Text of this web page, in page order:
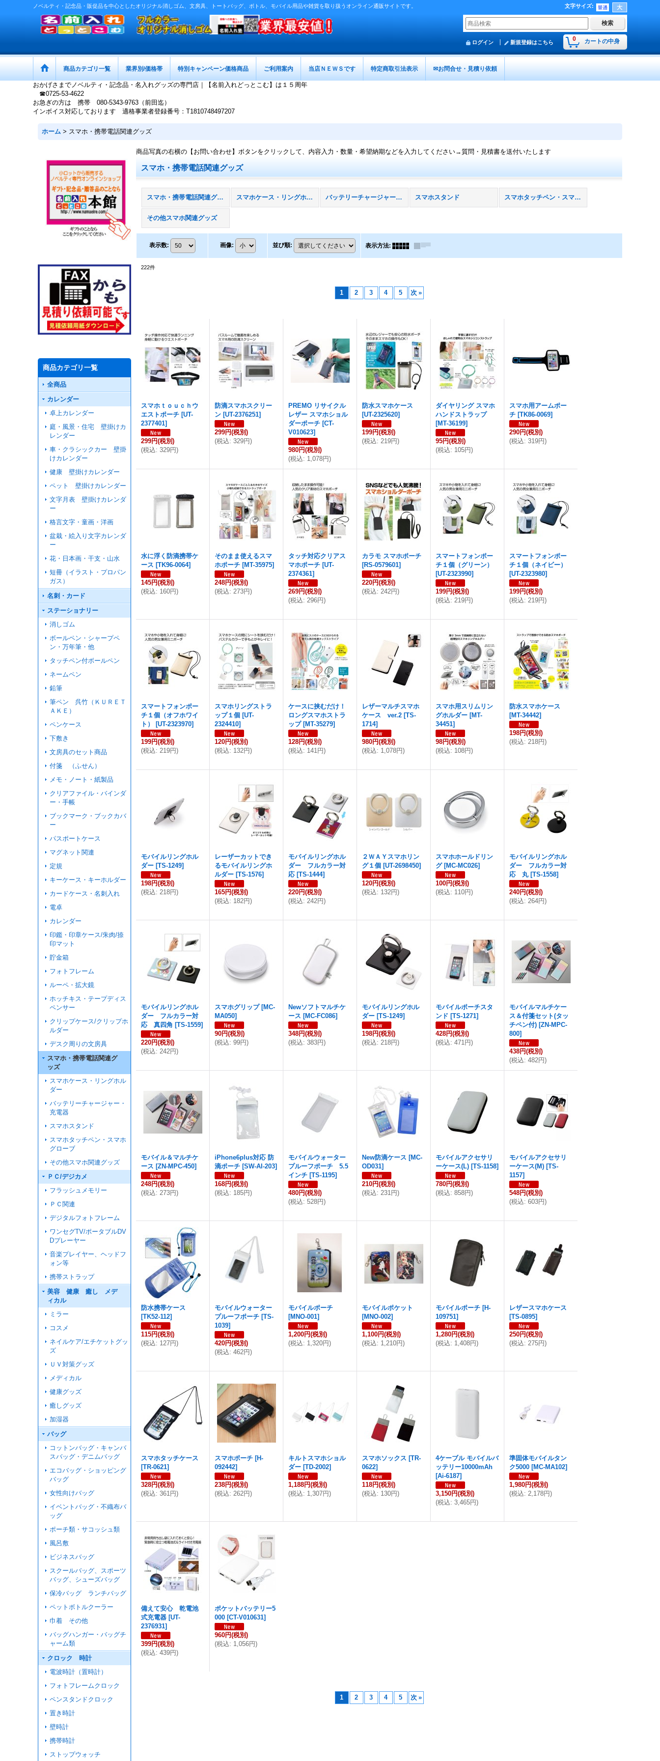
ノベルティ・記念品・販促品を中心としたオリジナル消しゴム、文房具、トートバッグ、ボトル、モバイル用品や雑貨を取り扱うオンライン通販サイトです。 文字サイズ:
0 カートの中身
ログイン 新規登録はこちら
商品カテゴリ一覧 業界別/価格帯 特別キャンペーン価格商品 ご利用案内 当店ＮＥＷＳです 特定商取引法表示 ✉お問合せ・見積り依頼
おかげさまでノベルティ・記念品・名入れグッズの専門店｜【名前入れどっとこむ】は１５周年
☎0725-53-4622
お急ぎの方は 携帯 080-5343-9763（前田迄）
インボイス対応しております 適格事業者登録番号：T1810748497207
ホーム > スマホ・携帯電話関連グッズ
商品カテゴリ一覧
全商品
カレンダー
卓上カレンダー
庭・風景・住宅 壁掛けカ
レンダー
車・クラシックカー 壁掛
けカレンダー
健康 壁掛けカレンダー
ペット 壁掛けカレンダー
文字月表 壁掛けカレンダ
ー
格言文字・童画・洋画
盆栽・絵入り文字カレンダ
ー
花・日本画・干支・山水
短冊（イラスト・プロパン
ガス）
名刺・カード
ステーショナリー
消しゴム
ボールペン・シャープペ
ン・万年筆・他
タッチペン付ボールペン
ネームペン
鉛筆
筆ペン 呉竹（ＫＵＲＥＴ
ＡＫＥ）
ペンケース
下敷き
文房具のセット商品
付箋 （ふせん）
メモ・ノート・紙製品
クリアファイル・バインダ
ー・手帳
ブックマーク・ブックカバ
ー
パスポートケース
マグネット関連
定規
キーケース・キーホルダー
カードケース・名刺入れ
電卓
カレンダー
印鑑・印章ケース/朱肉/捺
印マット
貯金箱
フォトフレーム
ルーペ・拡大鏡
ホッチキス・テープディス
ペンサー
クリップケース/クリップホ
ルダー
デスク周りの文房具
スマホ・携帯電話関連グ
ッズ
スマホケース・リングホル
ダー
バッテリーチャージャー・
充電器
スマホスタンド
スマホタッチペン・スマホ
グローブ
その他スマホ関連グッズ
ＰＣ/デジカメ
フラッシュメモリー
ＰＣ関連
デジタルフォトフレーム
ワンセグTV/ポータブルDV
Dプレーヤー
音楽プレイヤー、ヘッドフ
ォン等
携帯ストラップ
美容 健康 癒し メデ
ィカル
ミラー
コスメ
ネイルケア/エチケットグッ
ズ
ＵＶ対策グッズ
メディカル
健康グッズ
癒しグッズ
加湿器
バッグ
コットンバッグ・キャンバ
スバッグ・デニムバッグ
エコバッグ・ショッピング
バッグ
女性向けバッグ
イベントバッグ・不織布バ
ッグ
ポーチ類・サコッシュ類
風呂敷
ビジネスバッグ
スクールバッグ、スポーツ
バッグ、シューズバッグ
保冷バッグ ランチバッグ
ペットボトルクーラー
巾着 その他
バッグハンガー・バッグチ
ャーム類
クロック 時計
電波時計（置時計）
フォトフレームクロック
ペンスタンドクロック
置き時計
壁時計
携帯時計
ストップウォッチ
商品写真の右横の【お問い合わせ】ボタンをクリックして、内容入力・数量・希望納期などを入力してください→質問・見積書を送付いたします
スマホ・携帯電話関連グッズ
スマホ・携帯電話関連グッズ (全商品) スマホケース・リングホルダー バッテリーチャージャー・充電器 スマホスタンド スマホタッチペン・スマホグローブ
その他スマホ関連グッズ
表示数: 画像: 並び順: 表示方法:
222件
1 2 3 4 5 次 »
スマホｔｏｕｃｈウ
エストポーチ [UT-
2377401]
299円(税別)
(税込: 329円)
防滴スマホスクリー
ン [UT-2376251]
299円(税別)
(税込: 329円)
PREMO リサイクル
レザー スマホショル
ダーポーチ [CT-
V010623]
980円(税別)
(税込: 1,078円)
防水スマホケース
[UT-2325620]
199円(税別)
(税込: 219円)
ダイヤリング スマホ
ハンドストラップ
[MT-36199]
95円(税別)
(税込: 105円)
スマホ用アームポー
チ [TK86-0069]
290円(税別)
(税込: 319円)
水に浮く防滴携帯ケ
ース [TK96-0064]
145円(税別)
(税込: 160円)
そのまま使えるスマ
ホポーチ [MT-35975]
248円(税別)
(税込: 273円)
タッチ対応クリアス
マホポーチ [UT-
2374361]
269円(税別)
(税込: 296円)
カラモ スマホポーチ
[RS-0579601]
220円(税別)
(税込: 242円)
スマートフォンポー
チ１個（グリーン）
[UT-2323990]
199円(税別)
(税込: 219円)
スマートフォンポー
チ１個（ネイビー）
[UT-2323980]
199円(税別)
(税込: 219円)
スマートフォンポー
チ１個（オフホワイ
ト）
[UT-2323970]
199円(税別)
(税込: 219円)
スマホリングストラ
ップ１個 [UT-
2324410]
120円(税別)
(税込: 132円)
ケースに挟むだけ！
ロングスマホストラ
ップ [MT-35279]
128円(税別)
(税込: 141円)
レザーマルチスマホ
ケース ver.2 [TS-
1714]
980円(税別)
(税込: 1,078円)
スマホ用スリムリン
グホルダー [MT-
34451]
98円(税別)
(税込: 108円)
防水スマホケース
[MT-34442]
198円(税別)
(税込: 218円)
モバイルリングホル
ダー [TS-1249]
198円(税別)
(税込: 218円)
レーザーカットでき
るモバイルリングホ
ルダー [TS-1576]
165円(税別)
(税込: 182円)
モバイルリングホル
ダー フルカラー対
応 [TS-1444]
220円(税別)
(税込: 242円)
２ＷＡＹスマホリン
グ１個 [UT-2698450]
120円(税別)
(税込: 132円)
スマホホールドリン
グ [MC-MC026]
100円(税別)
(税込: 110円)
モバイルリングホル
ダー フルカラー対
応 丸 [TS-1558]
240円(税別)
(税込: 264円)
モバイルリングホル
ダー フルカラー対
応 真四角 [TS-1559]
220円(税別)
(税込: 242円)
スマホグリップ [MC-
MA050]
90円(税別)
(税込: 99円)
Newソフトマルチケ
ース [MC-FC086]
348円(税別)
(税込: 383円)
モバイルリングホル
ダー [TS-1249]
198円(税別)
(税込: 218円)
モバイルポーチスタ
ンド [TS-1271]
428円(税別)
(税込: 471円)
モバイルマルチケー
ス＆付箋セット(タッ
チペン付) [ZN-MPC-
800]
438円(税別)
(税込: 482円)
モバイル＆マルチケ
ース [ZN-MPC-450]
248円(税別)
(税込: 273円)
iPhone6plus対応 防
滴ポーチ [SW-AI-203]
168円(税別)
(税込: 185円)
モバイルウォーター
プルーフポーチ 5.5
インチ [TS-1195]
480円(税別)
(税込: 528円)
New防滴ケース [MC-
OD031]
210円(税別)
(税込: 231円)
モバイルアクセサリ
ーケース(L) [TS-1158]
780円(税別)
(税込: 858円)
モバイルアクセサリ
ーケース(M) [TS-
1157]
548円(税別)
(税込: 603円)
防水携帯ケース
[TK52-112]
115円(税別)
(税込: 127円)
モバイルウォーター
プルーフポーチ [TS-
1039]
420円(税別)
(税込: 462円)
モバイルポーチ
[MNO-001]
1,200円(税別)
(税込: 1,320円)
モバイルポケット
[MNO-002]
1,100円(税別)
(税込: 1,210円)
モバイルポーチ [H-
109751]
1,280円(税別)
(税込: 1,408円)
レザースマホケース
[TS-0895]
250円(税別)
(税込: 275円)
スマホタッチケース
[TR-0621]
328円(税別)
(税込: 361円)
スマホポーチ [H-
092442]
238円(税別)
(税込: 262円)
キルトスマホショル
ダー [TD-2002]
1,188円(税別)
(税込: 1,307円)
スマホソックス [TR-
0622]
118円(税別)
(税込: 130円)
4ケーブル モバイルバ
ッテリー10000mAh
[Ai-6187]
3,150円(税別)
(税込: 3,465円)
準固体モバイルタン
ク5000 [MC-MA102]
1,980円(税別)
(税込: 2,178円)
備えて安心 乾電池
式充電器 [UT-
2376931]
399円(税別)
(税込: 439円)
ポケットバッテリー5
000 [CT-V010631]
960円(税別)
(税込: 1,056円)
1 2 3 4 5 次 »